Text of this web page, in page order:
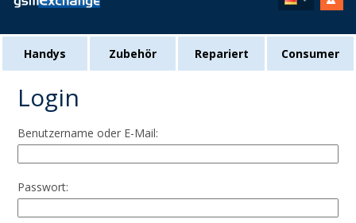
Handys Zubehör Repariert Consumer
Login
Benutzername oder E-Mail:
Passwort: